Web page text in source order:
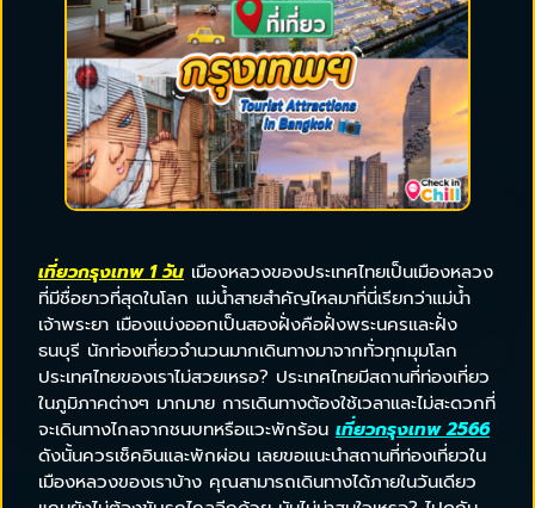
เที่ยวกรุงเทพ 1 วัน เมืองหลวงของประเทศไทยเป็นเมืองหลวง
ที่มีชื่อยาวที่สุดในโลก แม่น้ำสายสำคัญไหลมาที่นี่เรียกว่าแม่น้ำ
เจ้าพระยา เมืองแบ่งออกเป็นสองฝั่งคือฝั่งพระนครและฝั่ง
ธนบุรี นักท่องเที่ยวจำนวนมากเดินทางมาจากทั่วทุกมุมโลก
ประเทศไทยของเราไม่สวยเหรอ? ประเทศไทยมีสถานที่ท่องเที่ยว
ในภูมิภาคต่างๆ มากมาย การเดินทางต้องใช้เวลาและไม่สะดวกที่
จะเดินทางไกลจากชนบทหรือแวะพักร้อน เที่ยวกรุงเทพ 2566
ดังนั้นควรเช็คอินและพักผ่อน เลยขอแนะนำสถานที่ท่องเที่ยวใน
เมืองหลวงของเราบ้าง คุณสามารถเดินทางได้ภายในวันเดียว